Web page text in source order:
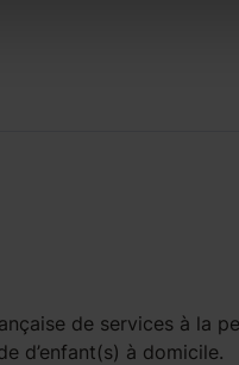
de services à la
d’enfant(s) à domicile.